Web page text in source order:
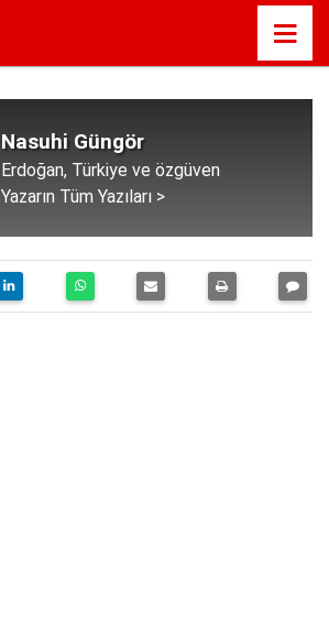
Nasuhi Güngör
Erdoğan, Türkiye ve özgüven
Yazarın Tüm Yazıları >